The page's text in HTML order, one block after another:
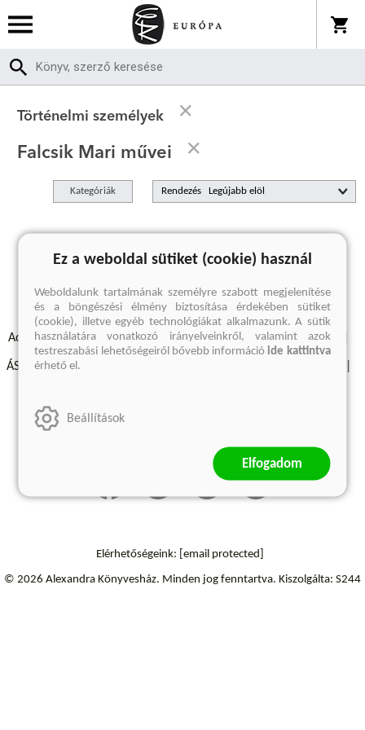
Történelmi személyek
Falcsik Mari művei
Kategóriák Rendezés
A keresett kifejezésre nincs találat
Adatvédelmi szabályzatok Elállási felmondási nyilatkozat
ÁSZF - Vásárlási feltételek
Szállítási információk
Elérhetőségeink: [email protected]
© 2026 Alexandra Könyvesház. Minden jog fenntartva. Kiszolgálta: S244
Ez a weboldal sütiket (cookie) használ
Weboldalunk tartalmának személyre szabott megjelenítése
és a böngészési élmény biztosítása érdekében sütiket
(cookie), illetve egyéb technológiákat alkalmazunk. A sütik
használatára vonatkozó irányelveinkről, valamint azok
testreszabási lehetőségeiről bővebb információide kattintva
érhető el.
Beállítások
Elfogadom